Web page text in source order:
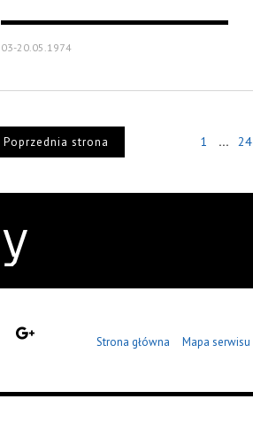
03-20.05.1974
Poprzednia strona 1 ... 24
Strona główna Mapa serwisu